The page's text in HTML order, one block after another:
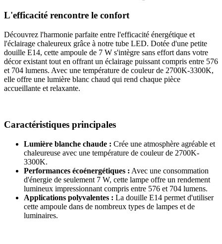
L'efficacité rencontre le confort
Découvrez l'harmonie parfaite entre l'efficacité énergétique et
l'éclairage chaleureux grâce à notre tube LED. Dotée d'une petite
douille E14, cette ampoule de 7 W s'intègre sans effort dans votre
décor existant tout en offrant un éclairage puissant compris entre 576
et 704 lumens. Avec une température de couleur de 2700K-3300K,
elle offre une lumière blanc chaud qui rend chaque pièce
accueillante et relaxante.
Caractéristiques principales
Lumière blanche chaude : Crée une atmosphère agréable et
chaleureuse avec une température de couleur de 2700K-
3300K.
Performances écoénergétiques : Avec une consommation
d'énergie de seulement 7 W, cette lampe offre un rendement
lumineux impressionnant compris entre 576 et 704 lumens.
Applications polyvalentes : La douille E14 permet d'utiliser
cette ampoule dans de nombreux types de lampes et de
luminaires.